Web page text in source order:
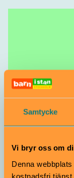
Samtycke
Vi bryr oss om
Denna
kostnadsfri